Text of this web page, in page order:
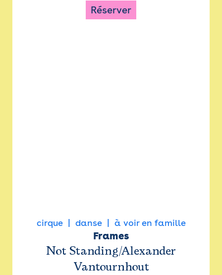
Réserver
cirque danse à voir en famille
Frames
Not Standing/Alexander
Vantournhout